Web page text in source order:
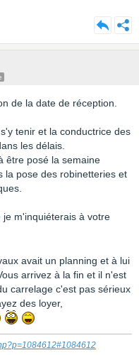
de la date de réception.
tenir et la conductrice des
les délais.
être posé la semaine
la pose des robinetteries et
m'inquiéterais à votre
avait un planning et à lui
arrivez à la fin et il n'est
carrelage c'est pas sérieux
des loyer,